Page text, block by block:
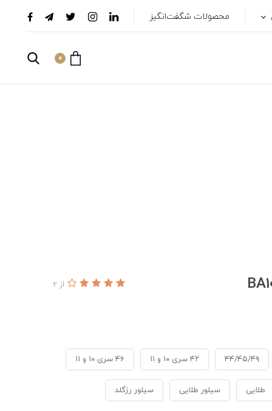
محصولات شگفت‌انگیز
0
از 2
۴۴/۴۵/۴۹ ۴۲ سری ۱۰ و ۱۱ ۴۶ سری ۱۰ و ۱۱
طلایی سیلور طلایی سیلور رزگلد